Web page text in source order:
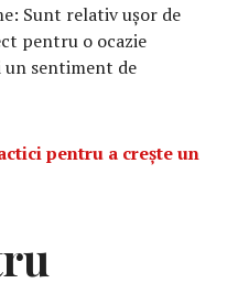
Sunt relativ ușor de
pentru o ocazie
un sentiment de
pentru a crește un